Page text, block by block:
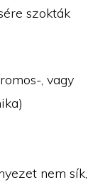
szokták
, vagy
nem sík,